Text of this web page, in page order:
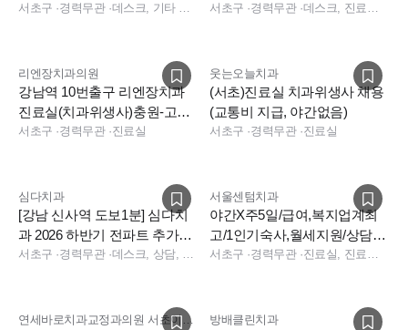
서초구 ·경력무관· 데스크, 기타 직무, 데스크, 기타 서초구 ·경력무관· 데스크, 진료실, 기타 직무
리엔장치과의원
강남역 10번출구 리엔장치과
진료실(치과위생사)충원-고연
차우대(기숙사 지원)
서초구 ·경력무관·진료실
웃는오늘치과
(서초)진료실 치과위생사 채용
(교통비 지급, 야간없음)
서초구 ·경력무관·진료실
심다치과
[강남 신사역 도보1분] 심다치
과 2026 하반기 전파트 추가채
용(법정연차,기숙사비 지원)
서초구 ·경력무관· 데스크, 상담, 실장, 진료실, 진료팀장, 보험청구, 데스크, 상담, 실장, 보험청구, 데스크, 상담, 전화응대(CS), 보험청구, 실장
서울센텀치과
야간X주5일/급여,복지업계최
고/1인기숙사,월세지원/상담실
장님,데스크,진료실 모십니다
서초구 ·경력무관· 진료실, 진료팀장, 상담, 데스크, 상담, 데스크
연세바로치과교정과의원 서초이수점 방배클린치과